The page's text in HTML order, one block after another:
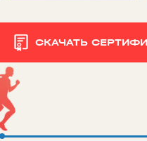
СКАЧАТЬ